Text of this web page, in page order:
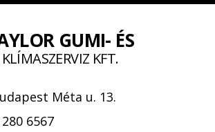
GUMI- ÉS
KLÍMASZERVIZ KFT.
Méta u. 13.
6567